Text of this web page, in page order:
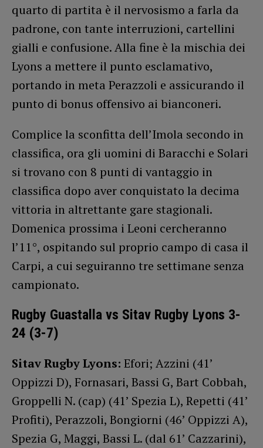
quarto di partita è il nervosismo a farla da
padrone, con tante interruzioni, cartellini
gialli e confusione. Alla fine è la mischia dei
Lyons a mettere il punto esclamativo,
portando in meta Perazzoli e assicurando il
punto di bonus offensivo ai bianconeri.
Complice la sconfitta dell’Imola secondo in
classifica, ora gli uomini di Baracchi e Solari
si trovano con 8 punti di vantaggio in
classifica dopo aver conquistato la decima
vittoria in altrettante gare stagionali.
Domenica prossima i Leoni cercheranno
l’11°, ospitando sul proprio campo di casa il
Carpi, a cui seguiranno tre settimane senza
campionato.
Rugby Guastalla vs Sitav Rugby Lyons 3-
24 (3-7)
Sitav Rugby Lyons: Efori; Azzini (41’
Oppizzi D), Fornasari, Bassi G, Bart Cobbah,
Groppelli N. (cap) (41’ Spezia L), Repetti (41’
Profiti), Perazzoli, Bongiorni (46’ Oppizzi A),
Spezia G, Maggi, Bassi L. (dal 61’ Cazzarini),